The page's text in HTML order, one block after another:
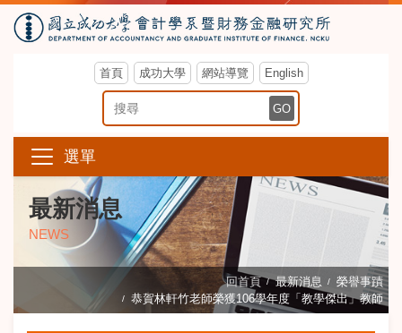
首頁 成功大學 網站導覽 English
搜尋關鍵字 GO
選單
最新消息
NEWS
回首頁 最新消息
榮譽事蹟
恭賀林軒竹老師榮獲106學年度「教學傑出」教師